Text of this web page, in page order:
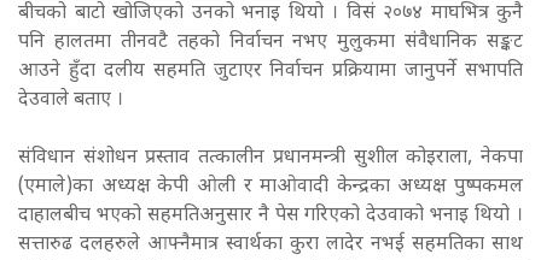
बीचको बाटो खोजिएको उनको भनाइ थियो । विसं २०७४ माघभित्र कुनै
पनि हालतमा तीनवटै तहको निर्वाचन नभए मुलुकमा संवैधानिक सङ्कट
आउने हुँदा दलीय सहमति जुटाएर निर्वाचन प्रक्रियामा जानुपर्ने सभापति
देउवाले बताए ।
संविधान संशोधन प्रस्ताव तत्कालीन प्रधानमन्त्री सुशील कोइराला, नेकपा
(एमाले)का अध्यक्ष केपी ओली र माओवादी केन्द्रका अध्यक्ष पुष्पकमल
दाहालबीच भएको सहमतिअनुसार नै पेस गरिएको देउवाको भनाइ थियो ।
सत्तारुढ दलहरुले आफ्नैमात्र स्वार्थका कुरा लादेर नभई सहमतिका साथ